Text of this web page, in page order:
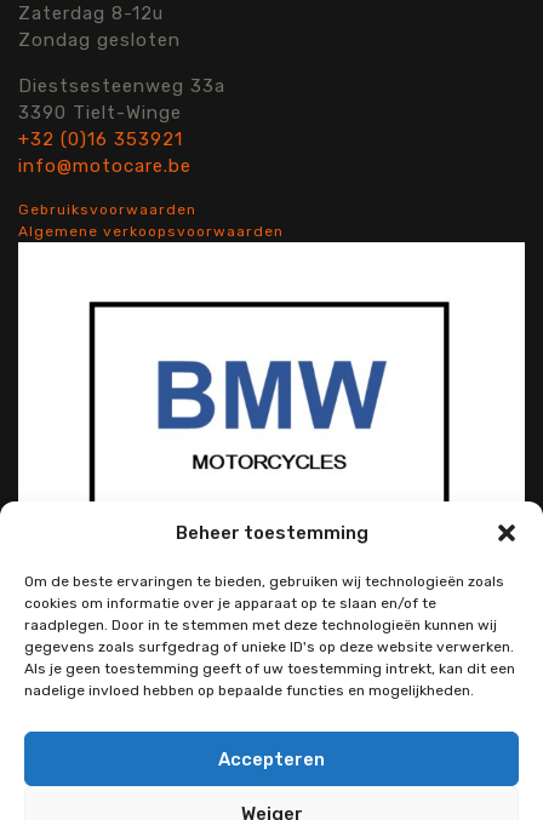
Beheer toestemming
Om de beste ervaringen te bieden, gebruiken wij technologieën zoals
cookies om informatie over je apparaat op te slaan en/of te
raadplegen. Door in te stemmen met deze technologieën kunnen wij
gegevens zoals surfgedrag of unieke ID's op deze website verwerken.
Als je geen toestemming geeft of uw toestemming intrekt, kan dit een
nadelige invloed hebben op bepaalde functies en mogelijkheden.
Accepteren
Weiger
Zaterdag 8-12u
Zondag gesloten
Diestsesteenweg 33a
3390 Tielt-Winge
+32 (0)16 353921
info@motocare.be
Gebruiksvoorwaarden
Algemene verkoopsvoorwaarden